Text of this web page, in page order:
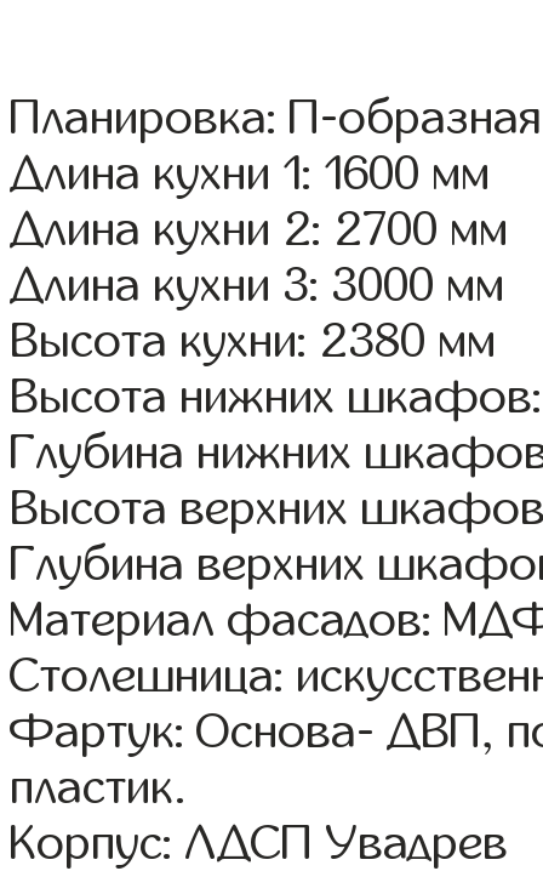
Планировка: П-образная
Длина кухни 1: 1600 мм
Длина кухни 2: 2700 мм
Длина кухни 3: 3000 мм
Высота кухни: 2380 мм
Высота нижних
Глубина нижних
Высота верхних
Глубина верхних
Материал фасадов:
Столешница:
Фартук: Основа- ДВП,
пластик.
Корпус: ЛДСП Увадрев